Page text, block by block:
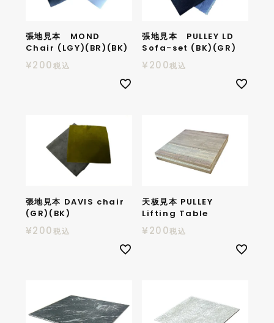
張地見本 MOND
Chair (LGY)(BR)(BK)
¥200税込
張地見本 PULLEY LD
Sofa-set (BK)(GR)
¥200税込
張地見本 DAVIS chair
(GR)(BK)
¥200税込
天板見本 PULLEY
Lifting Table
¥200税込